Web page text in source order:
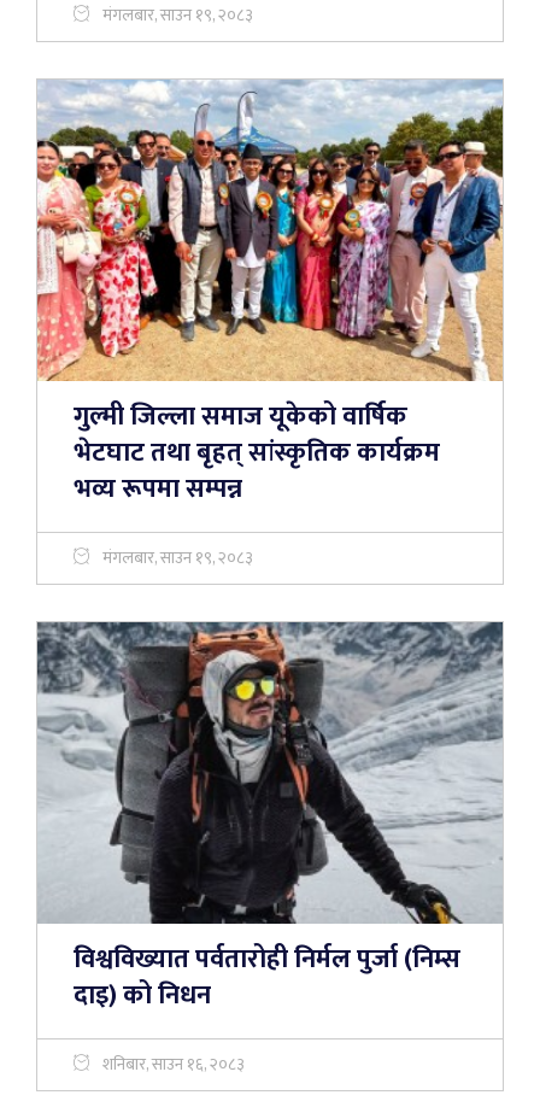
मंगलबार, साउन १९, २०८३
गुल्मी जिल्ला समाज यूकेको वार्षिक
भेटघाट तथा बृहत् सांस्कृतिक कार्यक्रम
भव्य रूपमा सम्पन्न
मंगलबार, साउन १९, २०८३
विश्वविख्यात पर्वतारोही निर्मल पुर्जा (निम्स
दाइ) को निधन
शनिबार, साउन १६, २०८३